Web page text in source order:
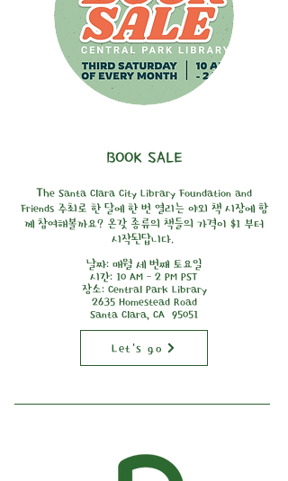
BOOK SALE
The Santa Clara City Library Foundation and
Friends 주최로 한 달에 한 번 열리는 야외 책 시장에 함
께 참여해볼까요? 온갖 종류의 책들의 가격이 $1 부터
시작된답니다.
날짜: 매월 세 번째 토요일
시간: 10 AM - 2 PM PST
장소: Central Park Library
2635 Homestead Road
Santa Clara, CA 95051
Let's go